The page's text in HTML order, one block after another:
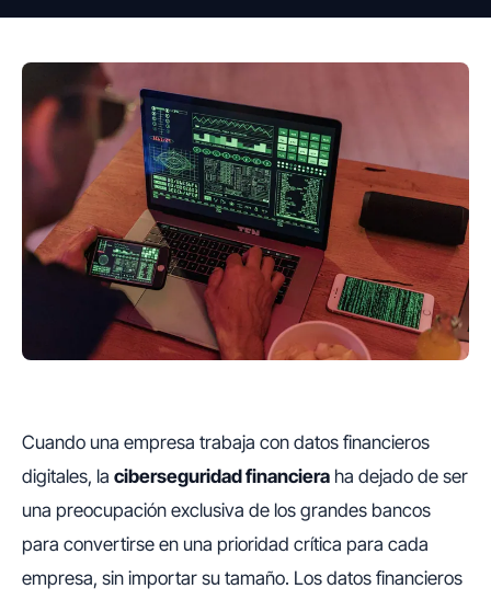
Cuando una empresa trabaja con datos financieros
digitales, la ciberseguridad financiera ha dejado de ser
una preocupación exclusiva de los grandes bancos
para convertirse en una prioridad crítica para cada
empresa, sin importar su tamaño. Los datos financieros